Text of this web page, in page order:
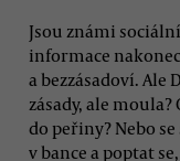
Jsou známi
informace
a bezzásadoví. Ale
zásady, ale
do peřiny? Nebo
v bance a poptat